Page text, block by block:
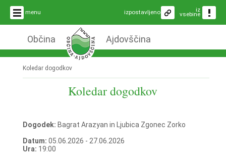
menu iz
vsebine
izpostavljeno
Občina Ajdovščina
Koledar dogodkov
Koledar dogodkov
Dogodek: Bagrat Arazyan in Ljubica Zgonec Zorko
Datum: 05.06.2026 - 27.06.2026
Ura: 19:00